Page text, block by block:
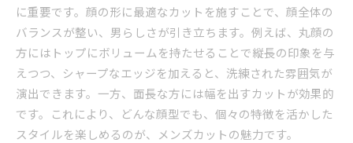
に重要です。顔の形に最適なカットを施すことで、顔全体の
バランスが整い、男らしさが引き立ちます。例えば、丸顔の
方にはトップにボリュームを持たせることで縦長の印象を与
えつつ、シャープなエッジを加えると、洗練された雰囲気が
演出できます。一方、面長な方には幅を出すカットが効果的
です。これにより、どんな顔型でも、個々の特徴を活かした
スタイルを楽しめるのが、メンズカットの魅力です。